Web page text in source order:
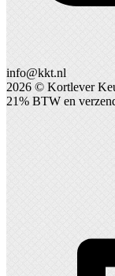
info@kkt.nl
2026 © Kortlever
21% BTW en